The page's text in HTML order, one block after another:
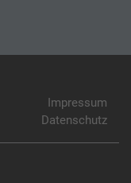
Impressum
Datenschutz